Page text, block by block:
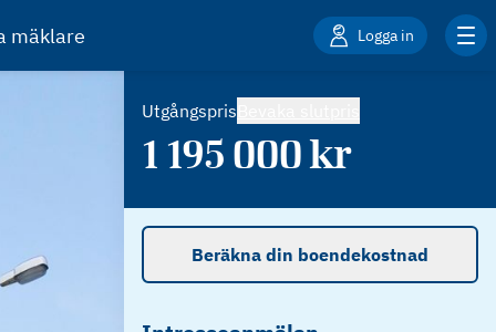
mäklare Logga in
Utgångspris
1 195 000kr
Beräkna din boendekostnad